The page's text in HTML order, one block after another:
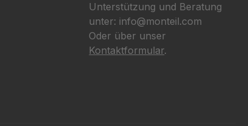
Unterstützung und Beratung
unter: info@monteil.com
Oder über unser
Kontaktformular.